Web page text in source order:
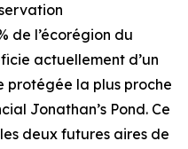
de l’écorégion du
actuellement d’un
protégée la plus proche
Jonathan’s Pond. Ce
deux futures aires de